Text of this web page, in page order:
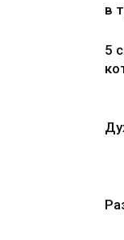
в
5